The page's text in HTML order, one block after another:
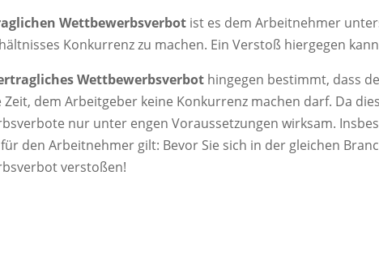
Wettbewerbsverbot ist es dem Arbeitnehmer
Konkurrenz zu machen. Ein Verstoß hiergegen
Wettbewerbsverbot hingegen bestimmt, dass
dem Arbeitgeber keine Konkurrenz machen darf. Da
nur unter engen Voraussetzungen wirksam.
den Arbeitnehmer gilt: Bevor Sie sich in der gleichen
verstoßen!